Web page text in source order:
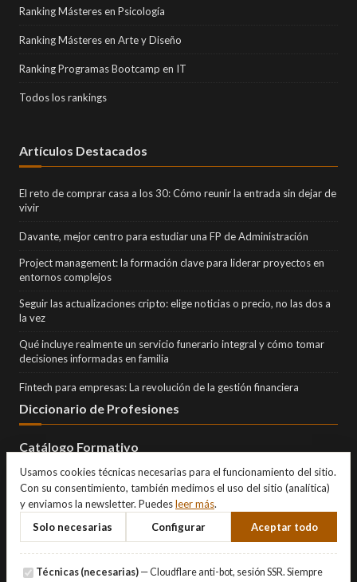
Ranking Másteres en Psicología
Ranking Másteres en Arte y Diseño
Ranking Programas Bootcamp en IT
Todos los rankings
Artículos Destacados
El reto de comprar casa a los 30: Cómo reunir la entrada sin dejar de
vivir
Davante, mejor centro para estudiar una FP de Administración
Project management: la formación clave para liderar proyectos en
entornos complejos
Seguir las actualizaciones cripto: elige noticias o precio, no las dos a
la vez
Qué incluye realmente un servicio funerario integral y cómo tomar
decisiones informadas en familia
Fintech para empresas: La revolución de la gestión financiera
Diccionario de Profesiones
Catálogo Formativo
Usamos cookies técnicas necesarias para el funcionamiento del sitio.
Con su consentimiento, también medimos el uso del sitio (analítica)
y enviamos la newsletter. Puedesleer más.
Solo necesarias
Configurar Aceptar todo
Técnicas (necesarias) — Cloudflare anti-bot, sesión SSR. Siempre